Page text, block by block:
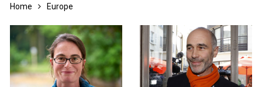
Home Europe